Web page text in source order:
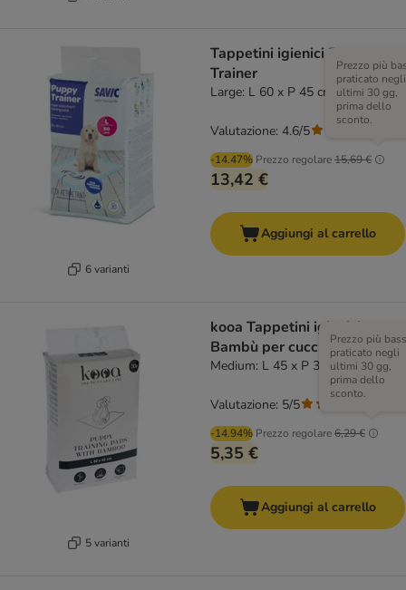
6 varianti
Tappetini igienici Puppy
Trainer
Large: L 60 x P 45 cm, 50 pz
-14.47% Prezzo regolare15,69 €
Prezzo più
praticato negli
ultimi 30 gg,
prima dello
sconto.
13,42 €
Valutazione: 4.6/5
Aggiungi al carrello
5 varianti
kooa Tappetini igienici con
Bambù per cuccioli
Medium: L 45 x P 30 cm, 30 pz
-14.94% Prezzo regolare6,29 €
Prezzo più
praticato negli
ultimi 30 gg,
prima dello
sconto.
5,35 €
Valutazione: 5/5
Aggiungi al carrello